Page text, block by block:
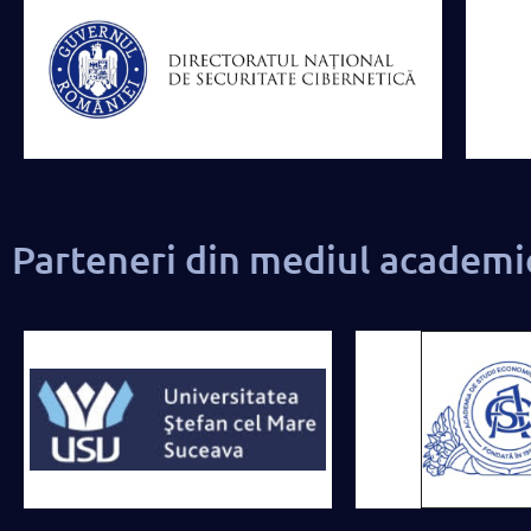
Parteneri din mediul